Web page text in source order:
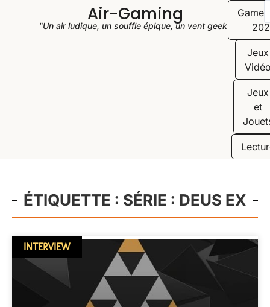
Air-Gaming
"Un air ludique, un souffle épique, un vent geek"
Jeux
Jeux
et
ÉTIQUETTE : SÉRIE : DEUS EX
INTERVIEW